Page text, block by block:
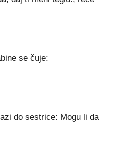
se čuje:
do sestrice: Mogu li da